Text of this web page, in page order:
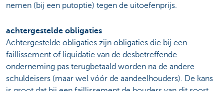
nemen (bij een putoptie) tegen de uitoefenprijs.
achtergestelde obligaties
Achtergestelde obligaties zijn obligaties die bij een
faillissement of liquidatie van de desbetreffende
onderneming pas terugbetaald worden na de andere
schuldeisers (maar wel vóór de aandeelhouders). De kans